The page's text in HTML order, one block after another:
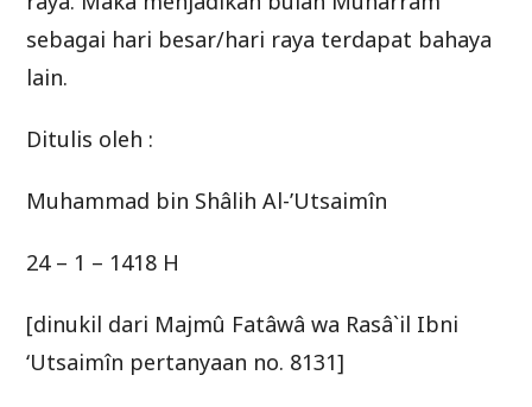
sebagai hari besar/hari raya terdapat bahaya
lain.
Ditulis oleh :
Muhammad bin Shâlih Al-’Utsaimîn
24 – 1 – 1418 H
[dinukil dari Majmû Fatâwâ wa Rasâ`il Ibni
‘Utsaimîn pertanyaan no. 8131]